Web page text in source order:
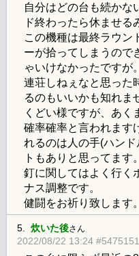
自分はどの台も続かな
ド終わったら休ませる
この機種は最終ラウン
ーが拾ってしまうので
ゃいけなかったですが。
連荘しねぇなと思った
るのもいいかも知れま
くどい様ですが、あく
確率確率と言われます
れるのは人の手(ハン
トもありと思ってます。
釘に関してはよく行く
ナス調整です。
健闘をお祈り致します。
5. 炊いた後さん
2022/08/22 13:24 #5475151